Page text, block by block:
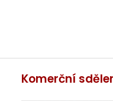
Komerční